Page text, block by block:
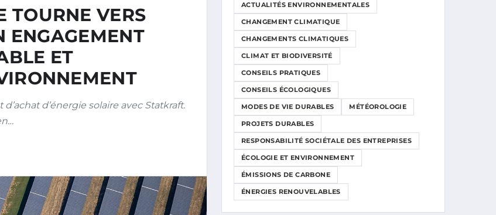
TOURNE VERS
ENGAGEMENT
ET
d’énergie solaire avec Statkraft.
ACTUALITÉS ENVIRONNEMENTALES
CHANGEMENT CLIMATIQUE
CHANGEMENTS CLIMATIQUES
CLIMAT ET BIODIVERSITÉ
CONSEILS PRATIQUES
CONSEILS ÉCOLOGIQUES
MODES DE VIE DURABLES MÉTÉOROLOGIE
PROJETS DURABLES
RESPONSABILITÉ SOCIÉTALE DES ENTREPRISES
ÉCOLOGIE ET ENVIRONNEMENT
ÉMISSIONS DE CARBONE
ÉNERGIES RENOUVELABLES